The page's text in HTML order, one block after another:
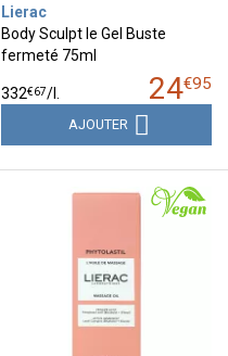
Lierac
Body Sculpt le Gel Buste
fermeté 75ml
24€95
332€67/
AJOUTER